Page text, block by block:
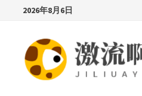
content
2026年8月6日